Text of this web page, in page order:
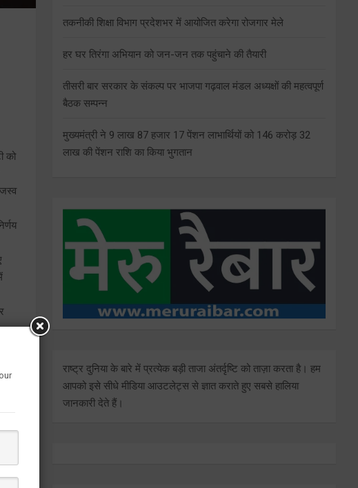
को
तकनीकी शिक्षा विभाग प्रदेशभर में आयोजित करेगा रोजगार मेले
हर घर तिरंगा अभियान को जन-जन तक पहुंचाने की तैयारी
तीसरी बार सरकार के संकल्प पर भाजपा गढ़वाल मंडल अध्यक्षों की महत्वपूर्ण
बैठक सम्पन्न
मुख्यमंत्री ने 9 लाख 87 हजार 17 पेंशन लाभार्थियों को 146 करोड़ 32
लाख की पेंशन राशि का किया भुगतान
राष्ट्र दुनिया के बारे में प्रत्येक बड़ी ताजा अंतर्दृष्टि को ताज़ा करता है। हम
आपको इसे सीधे मीडिया आउटलेट्स से ज्ञात कराते हुए सबसे हालिया
जानकारी देते हैं।